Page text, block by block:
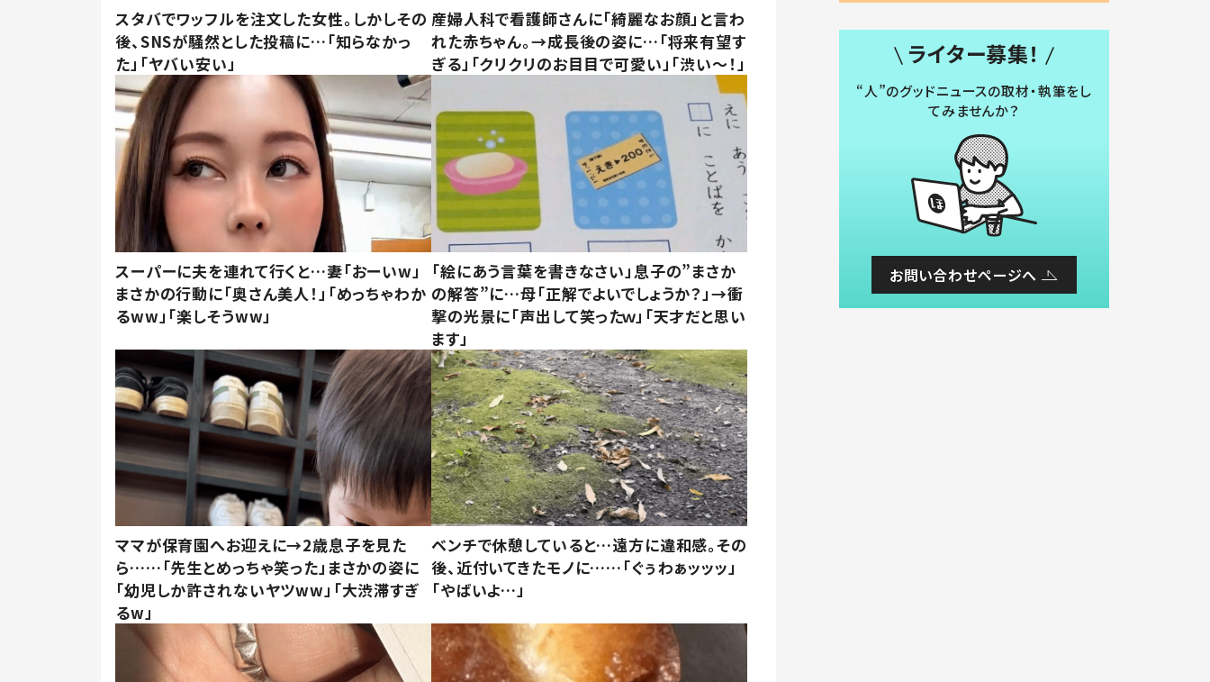
スタバでワッフルを注文した女性。しかしその
後、SNSが騒然とした投稿に…「知らなかっ
た」「ヤバい安い」
産婦人科で看護師さんに「綺麗なお顔」と言わ
れた赤ちゃん。→成長後の姿に…「将来有望す
ぎる」「クリクリのお目目で可愛い」「渋い～！」
スーパーに夫を連れて行くと…妻「おーいw」
まさかの行動に「奥さん美人！」「めっちゃわか
るww」「楽しそうww」
「絵にあう言葉を書きなさい」息子の”まさか
の解答”に…母「正解でよいでしょうか？」→衝
撃の光景に「声出して笑ったｗ」「天才だと思い
ます」
ママが保育園へお迎えに→2歳息子を見た
ら……「先生とめっちゃ笑った」まさかの姿に
「幼児しか許されないヤツww」「大渋滞すぎ
るw」
ベンチで休憩していると…遠方に違和感。その
後、近付いてきたモノに……「ぐぅわぁッッッ」
「やばいよ…」
ライター募集！
“人”のグッドニュースの取材・執筆をし
てみませんか？
お問い合わせページへ